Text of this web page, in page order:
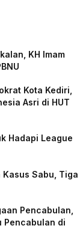
KH Imam
Kota Kediri,
Asri di HUT
Hadapi League
Sabu, Tiga
Pencabulan,
Pencabulan di